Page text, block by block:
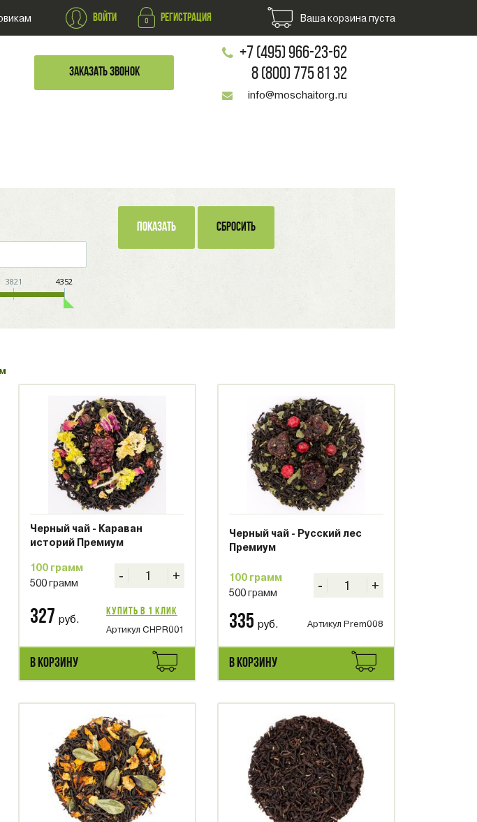
ВОЙТИ РЕГИСТРАЦИЯ Ваша корзина пуста
ЗАКАЗАТЬ ЗВОНОК
+7 (495) 966-23-62
8 (800) 775 81 32
info@moschaitorg.ru
3821 4352
Черный чай - Караван
историй Премиум
100 грамм
500 грамм
- +
327 руб.
Купить в 1 клик
Артикул CHPR001
В КОРЗИНУ
Черный чай - Русский лес
Премиум
100 грамм
500 грамм
- +
335 руб. Артикул Prem008
В КОРЗИНУ